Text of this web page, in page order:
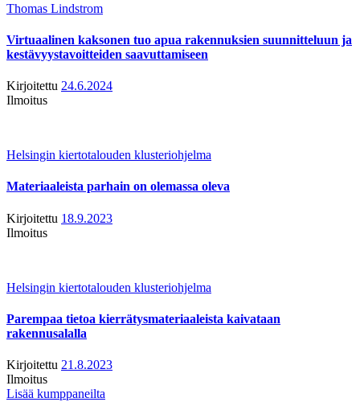
Thomas Lindstrom
Virtuaalinen kaksonen tuo apua rakennuksien suunnitteluun ja
kestävyystavoitteiden saavuttamiseen
Kirjoitettu 24.6.2024
Ilmoitus
Helsingin kiertotalouden klusteriohjelma
Materiaaleista parhain on olemassa oleva
Kirjoitettu 18.9.2023
Ilmoitus
Helsingin kiertotalouden klusteriohjelma
Parempaa tietoa kierrätysmateriaaleista kaivataan
rakennusalalla
Kirjoitettu 21.8.2023
Ilmoitus
Lisää kumppaneilta